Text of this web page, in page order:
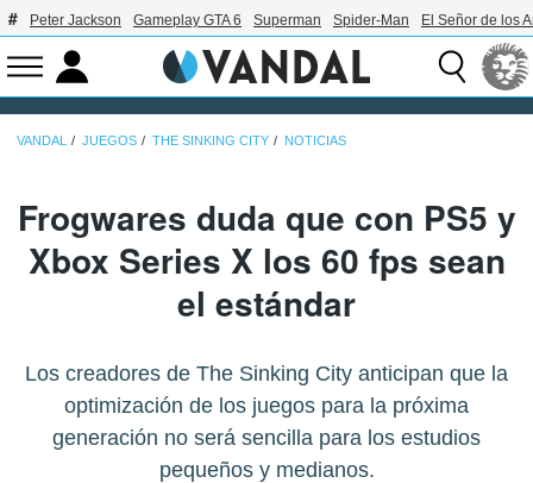
Peter Jackson Gameplay GTA 6 Superman Spider-Man El Señor de los
VANDAL JUEGOS THE SINKING CITY NOTICIAS
Frogwares duda que con PS5 y
Xbox Series X los 60 fps sean
el estándar
Los creadores de The Sinking City anticipan que la
optimización de los juegos para la próxima
generación no será sencilla para los estudios
pequeños y medianos.